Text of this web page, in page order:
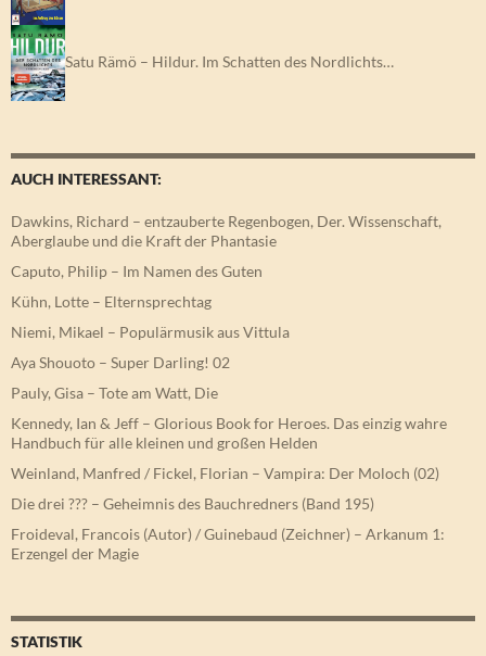
Satu Rämö – Hildur. Im Schatten des Nordlichts…
AUCH INTERESSANT:
Dawkins, Richard – entzauberte Regenbogen, Der. Wissenschaft,
Aberglaube und die Kraft der Phantasie
Caputo, Philip – Im Namen des Guten
Kühn, Lotte – Elternsprechtag
Niemi, Mikael – Populärmusik aus Vittula
Aya Shouoto – Super Darling! 02
Pauly, Gisa – Tote am Watt, Die
Kennedy, Ian & Jeff – Glorious Book for Heroes. Das einzig wahre
Handbuch für alle kleinen und großen Helden
Weinland, Manfred / Fickel, Florian – Vampira: Der Moloch (02)
Die drei ??? – Geheimnis des Bauchredners (Band 195)
Froideval, Francois (Autor) / Guinebaud (Zeichner) – Arkanum 1:
Erzengel der Magie
STATISTIK